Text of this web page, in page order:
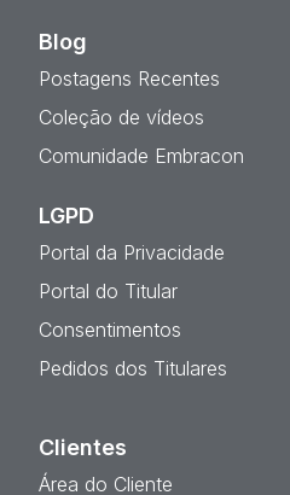
Blog
Postagens Recentes
Coleção de vídeos
Comunidade Embracon
LGPD
Portal da Privacidade
Portal do Titular
Consentimentos
Pedidos dos Titulares
Clientes
Área do Cliente